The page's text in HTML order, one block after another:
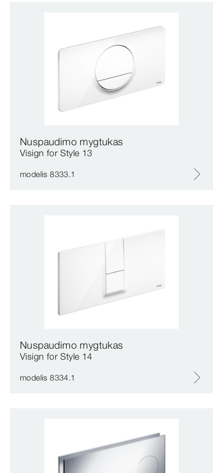
Nuspaudimo mygtukas
Visign for Style 13
modelis 8333.1
Nuspaudimo mygtukas
Visign for Style 14
modelis 8334.1